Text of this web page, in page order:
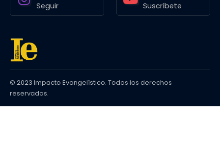
Seguir Suscríbete
© 2023 Impacto Evangelístico. Todos los derechos
reservados.